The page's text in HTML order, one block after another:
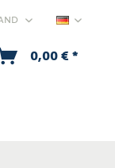
0,00 € *